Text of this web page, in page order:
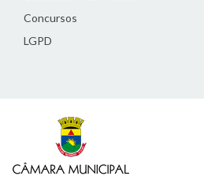
Concursos
LGPD